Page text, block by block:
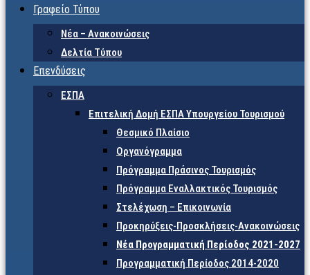
Γραφείο Τύπου
Νέα – Ανακοινώσεις
Δελτία Τύπου
Επενδύσεις
ΕΣΠΑ
Επιτελική Δομή ΕΣΠΑ Υπουργείου Τουρισμού
Θεσμικό Πλαίσιο
Οργανόγραμμα
Πρόγραμμα Πράσινος Τουρισμός
Πρόγραμμα Εναλλακτικός Τουρισμός
Στελέχωση – Επικοινωνία
Προκηρύξεις-Προσκλήσεις-Ανακοινώσεις
Νέα Προγραμματική Περίοδος 2021-2027
Προγραμματική Περίοδος 2014-2020